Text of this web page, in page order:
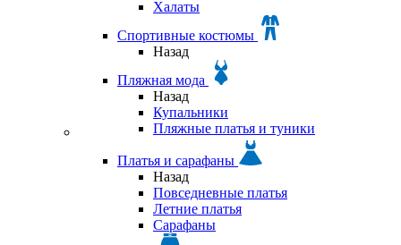
Халаты
Спортивные костюмы
Назад
Пляжная мода
Назад
Купальники
Пляжные платья и туники
Платья и сарафаны
Назад
Повседневные платья
Летние платья
Сарафаны